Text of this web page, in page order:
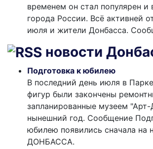
временем он стал популярен и
города России. Всё активней
июля и жители Донбасса.
новости
Подготовка к юбилею
В последний день июля в
фигур были закончены
запланированные музеем "Арт-
нынешний год. Сообщение
юбилею появились сначала на
ДОНБАССА.